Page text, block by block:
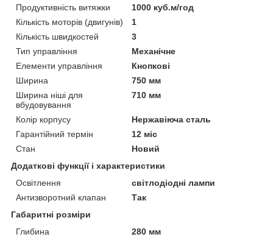
Продуктивність витяжки
1000 куб.м/год
Кількість моторів (двигунів)
1
Кількість швидкостей
3
Тип управління
Механічне
Елементи управління
Кнопкові
Ширина
750 мм
Ширина ніші для
вбудовування
710 мм
Колір корпусу
Нержавіюча сталь
Гарантійний термін
12 міс
Стан
Новий
Додаткові функції і характеристики
Освітлення
світлодіодні лампи
Антизворотний клапан
Так
Габаритні розміри
Глибина
280 мм